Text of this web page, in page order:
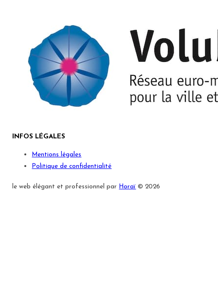
INFOS LÉGALES
Mentions légales
Politique de confidentialité
le web élégant et professionnel par Horaï © 2026